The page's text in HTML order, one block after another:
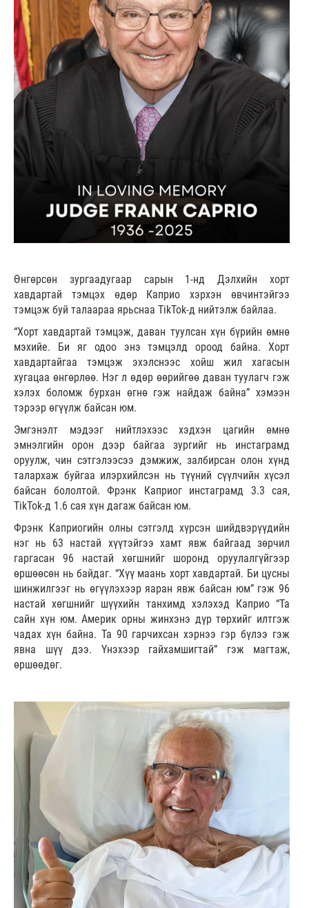
Өнгөрсөн зургаадугаар сарын 1-нд Дэлхийн хорт
хавдартай тэмцэх өдөр Каприо хэрхэн өвчинтэйгээ
тэмцэж буй талаараа ярьснаа TikTok-д нийтэлж байлаа.
“Хорт хавдартай тэмцэж, даван туулсан хүн бүрийн өмнө
мэхийе. Би яг одоо энэ тэмцэлд ороод байна. Хорт
хавдартайгаа тэмцэж эхэлснээс хойш жил хагасын
хугацаа өнгөрлөө. Нэг л өдөр өөрийгөө даван туулагч гэж
хэлэх боломж бурхан өгнө гэж найдаж байна” хэмээн
тэрээр өгүүлж байсан юм.
Эмгэнэлт мэдээг нийтлэхээс хэдхэн цагийн өмнө
эмнэлгийн орон дээр байгаа зургийг нь инстаграмд
оруулж, чин сэтгэлээсээ дэмжиж, залбирсан олон хүнд
талархаж буйгаа илэрхийлсэн нь түүний сүүлчийн хүсэл
байсан бололтой. Фрэнк Каприог инстаграмд 3.3 сая,
TikTok-д 1.6 сая хүн дагаж байсан юм.
Фрэнк Каприогийн олны сэтгэлд хүрсэн шийдвэрүүдийн
нэг нь 63 настай хүүтэйгээ хамт явж байгаад зөрчил
гаргасан 96 настай хөгшнийг шоронд оруулалгүйгээр
өршөөсөн нь байдаг. “Хүү маань хорт хавдартай. Би цусны
шинжилгээг нь өгүүлэхээр яаран явж байсан юм” гэж 96
настай хөгшнийг шүүхийн танхимд хэлэхэд Каприо “Та
сайн хүн юм. Америк орны жинхэнэ дүр төрхийг илтгэж
чадах хүн байна. Та 90 гарчихсан хэрнээ гэр бүлээ гэж
явна шүү дээ. Үнэхээр гайхамшигтай” гэж магтаж,
өршөөдөг.